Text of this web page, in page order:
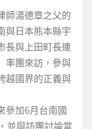
師湯德章之父的
與日本熊本縣宇
長與上田町長連
率團來訪，參與
越國界的正義與
參加6月台南國
並與訪團討論當